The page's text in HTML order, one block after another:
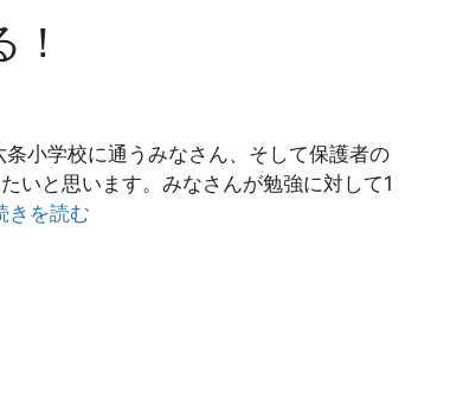
小学校に通うみなさん、そして保護者の
いと思います。みなさんが勉強に対して1
きを読む